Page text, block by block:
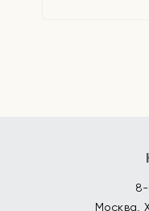
8-
Москва,